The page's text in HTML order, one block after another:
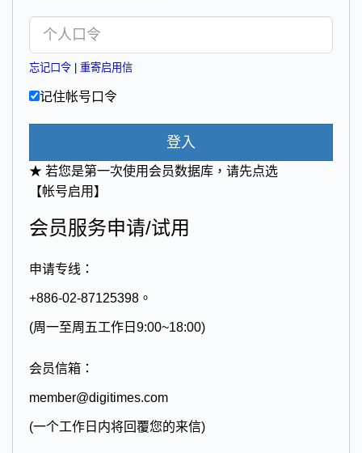
忘记口令 重寄启用信
记住帐号口令
登入
★ 若您是第一次使用会员数据库，请先点选
【帐号启用】
会员服务申请/试用
申请专线：
+886-02-87125398。
(周一至周五工作日9:00~18:00)
会员信箱：
member@digitimes.com
(一个工作日内将回覆您的来信)